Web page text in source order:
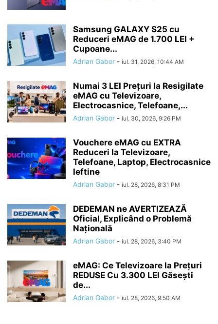
Samsung GALAXY S25 cu
Reduceri eMAG de 1.700 LEI +
Cupoane...
Adrian Gabor - iul. 31, 2026, 10:44 AM
Numai 3 LEI Prețuri la Resigilate
eMAG cu Televizoare,
Electrocasnice, Telefoane,...
Adrian Gabor - iul. 30, 2026, 9:26 PM
Vouchere eMAG cu EXTRA
Reduceri la Televizoare,
Telefoane, Laptop, Electrocasnice
Ieftine
Adrian Gabor - iul. 28, 2026, 8:31 PM
DEDEMAN ne AVERTIZEAZĂ
Oficial, Explicând o Problemă
Națională
Adrian Gabor - iul. 28, 2026, 3:40 PM
eMAG: Ce Televizoare la Prețuri
REDUSE Cu 3.300 LEI Găsești
de...
Adrian Gabor - iul. 28, 2026, 9:50 AM